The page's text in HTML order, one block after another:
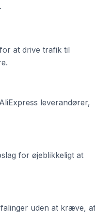
at drive trafik til
leverandører,
for øjeblikkeligt at
uden at kræve, at